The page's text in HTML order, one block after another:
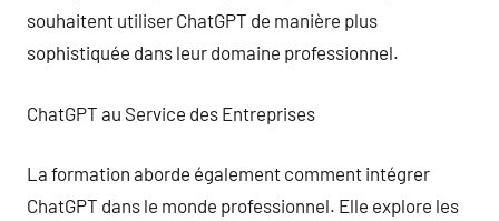
souhaitent utiliser ChatGPT de manière plus
sophistiquée dans leur domaine professionnel.
ChatGPT au Service des Entreprises
La formation aborde également comment intégrer
ChatGPT dans le monde professionnel. Elle explore les